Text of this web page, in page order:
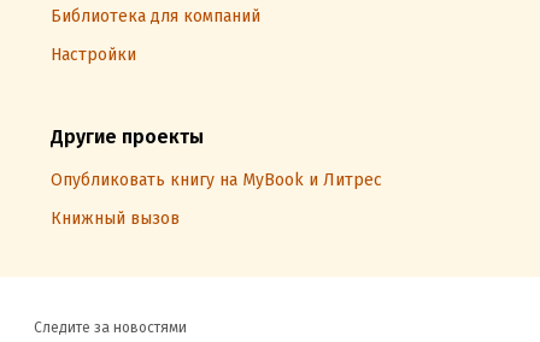
Библиотека для компаний
Настройки
Другие проекты
Опубликовать книгу на MyBook и Литрес
Книжный вызов
Следите за новостями